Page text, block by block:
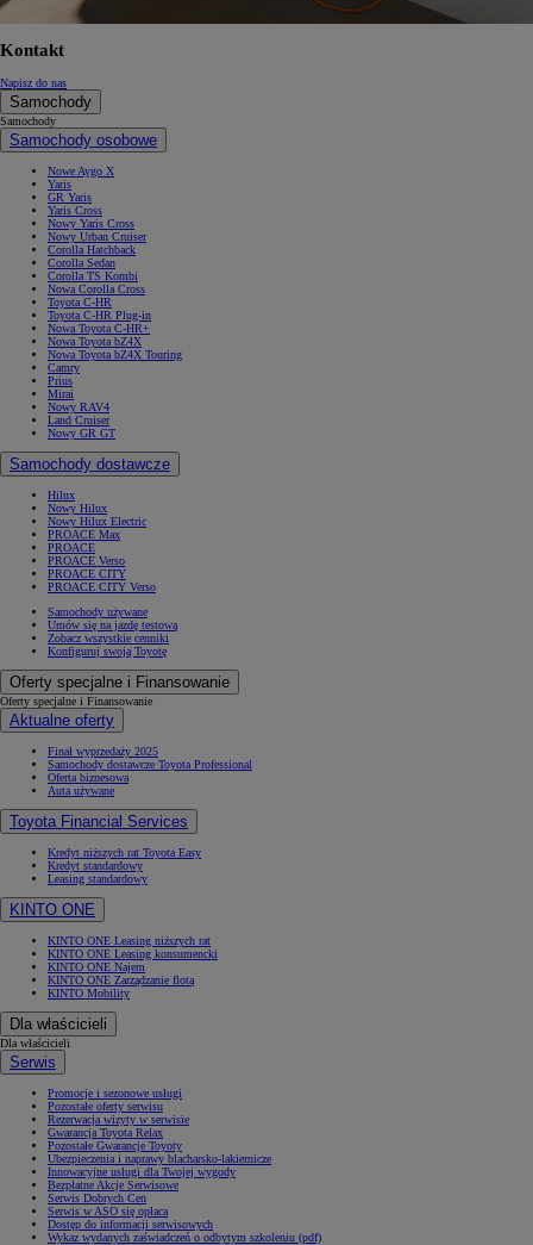
Kontakt
Napisz do nas
Samochody
Samochody
Samochody osobowe
Nowe Aygo X
Yaris
GR Yaris
Yaris Cross
Nowy Yaris Cross
Nowy Urban Cruiser
Corolla Hatchback
Corolla Sedan
Corolla TS Kombi
Nowa Corolla Cross
Toyota C-HR
Toyota C-HR Plug-in
Nowa Toyota C-HR+
Nowa Toyota bZ4X
Nowa Toyota bZ4X Touring
Camry
Prius
Mirai
Nowy RAV4
Land Cruiser
Nowy GR GT
Samochody dostawcze
Hilux
Nowy Hilux
Nowy Hilux Electric
PROACE Max
PROACE
PROACE Verso
PROACE CITY
PROACE CITY Verso
Samochody używane
Umów się na jazdę testową
Zobacz wszystkie cenniki
Konfiguruj swoją Toyotę
Oferty specjalne i Finansowanie
Oferty specjalne i Finansowanie
Aktualne oferty
Finał wyprzedaży 2025
Samochody dostawcze Toyota Professional
Oferta biznesowa
Auta używane
Toyota Financial Services
Kredyt niższych rat Toyota Easy
Kredyt standardowy
Leasing standardowy
KINTO ONE
KINTO ONE Leasing niższych rat
KINTO ONE Leasing konsumencki
KINTO ONE Najem
KINTO ONE Zarządzanie flotą
KINTO Mobility
Dla właścicieli
Dla właścicieli
Serwis
Promocje i sezonowe usługi
Pozostałe oferty serwisu
Rezerwacja wizyty w serwisie
Gwarancja Toyota Relax
Pozostałe Gwarancje Toyoty
Ubezpieczenia i naprawy blacharsko-lakiernicze
Innowacyjne usługi dla Twojej wygody
Bezpłatne Akcje Serwisowe
Serwis Dobrych Cen
Serwis w ASO się opłaca
Dostęp do informacji serwisowych
Wykaz wydanych zaświadczeń o odbytym szkoleniu (pdf)